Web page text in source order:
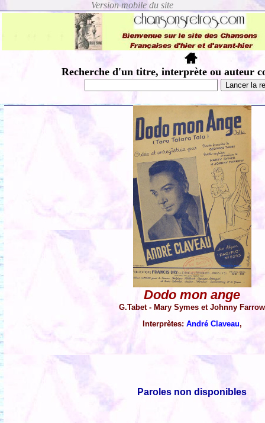
Recherche d'un titre, interprète ou auteur
Dodo mon ange
G.Tabet - Mary Symes et Johnny Farrow
Interprètes: André Claveau,
Paroles non disponibles